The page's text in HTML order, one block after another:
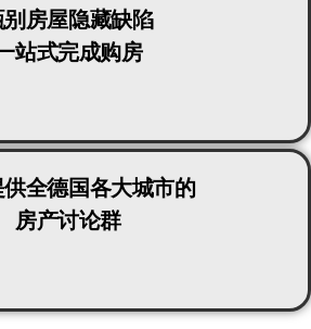
别房屋隐藏缺陷
站式完成购房
全德国各大城市的
房产讨论群